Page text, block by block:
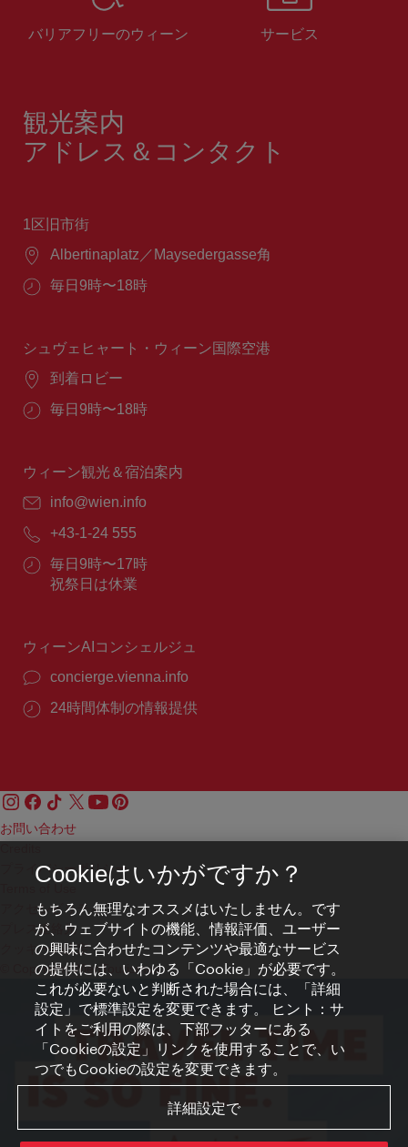
バリアフリーのウィーン サービス
観光案内
アドレス＆コンタクト
1区旧市街
場
Albertinaplatz／Maysedergasse角
営
間：
毎日9時〜18時
シュヴェヒャート・ウィーン国際空港
場
到着ロビー
営
間：
毎日9時〜18時
ウィーン観光＆宿泊案内
E
ー
ル：
info@wien.info
電
番
号：
+43-1-24 555
営
業
毎日9時〜17時
祝祭日は休業
ウィーンAIコンシェルジュ
concierge.vienna.info
24時間体制の情報提供
お問い合わせ
プライバシーポリシー
アクセシビリティ
プレス連絡先
クッキーの設定
© Copyright WienTourismus
Cookieはいかがですか？
もちろん無理なオススメはいたしません。です
が、ウェブサイトの機能、情報評価、ユーザー
の興味に合わせたコンテンツや最適なサービス
の提供には、いわゆる「Cookie」が必要です。
これが必要ないと判断された場合には、「詳細
設定」で標準設定を変更できます。 ヒント：サ
イトをご利用の際は、下部フッターにある
「Cookieの設定」リンクを使用することで、い
つでもCookieの設定を変更できます。
詳細設定で